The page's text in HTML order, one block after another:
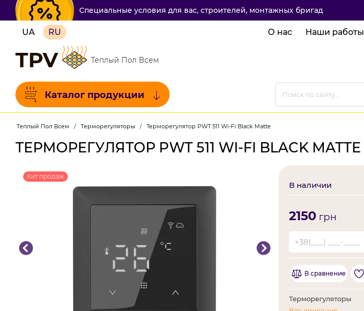
Специальные условия для вас, строителей, монтажных бригад
UA RU О нас Наши работы
TPV Теплый Пол Всем
Каталог продукции
Теплый Пол Всем / Терморегуляторы / Терморегулятор PWT 511 Wi-Fi Black Matte
ТЕРМОРЕГУЛЯТОР PWT 511 WI-FI BLACK MATTE
Хит продаж
В наличии
2150грн
В сравнение
Терморегуляторы